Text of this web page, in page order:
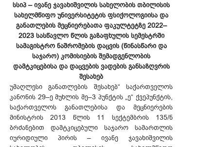
სსიპ – ივანე ჯავახიშვილის სახელობის თბილისის
სახელმწიფო უნივერსიტეტის ფსიქოლოგიისა და
განათლების მეცნიერებათა ფაკულტეტზე 2022–
2023 სასწავლო წლის გაზაფხულის სემესტრში
სამაგისტრო ნაშრომების დაცვის (წინასწარი და
საჯარო) კომისიების შემადგენლობის
დამტკიცებისა და დაცვების ვადების განსაზღვრის
შესახებ
უმაღლესი განათლების შესახებ“ საქართველოს
კანონის 29–ე მუხლის მე–3 პუნქტის „ე“ ქვეპუნქტის,
საქართველოს განათლებისა და მეცნიერების
მინისტრის 2013 წლის 11 სექტემბრის 135/ნ
ბრძანებით დამტკიცებული საჯარო სამართლის
იურიდიული პირის – ივანე ჯავახიშვილის